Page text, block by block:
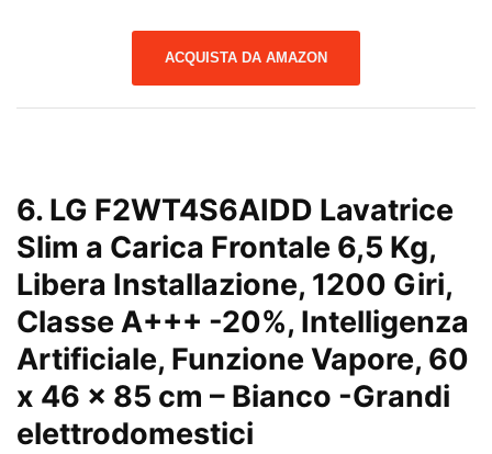
ACQUISTA DA AMAZON
6. LG F2WT4S6AIDD Lavatrice
Slim a Carica Frontale 6,5 Kg,
Libera Installazione, 1200 Giri,
Classe A+++ -20%, Intelligenza
Artificiale, Funzione Vapore, 60
x 46 x 85 cm – Bianco -Grandi
elettrodomestici